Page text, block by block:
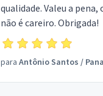
qualidade. Valeu a
não é careiro. Obrigada!
para Antônio Santos /